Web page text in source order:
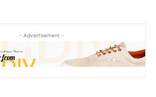
- Advertisement -